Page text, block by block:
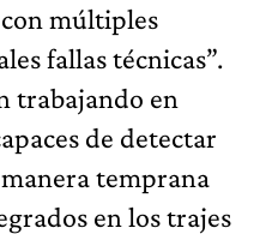
múltiples
fallas técnicas”.
trabajando en
de detectar
temprana
en los trajes